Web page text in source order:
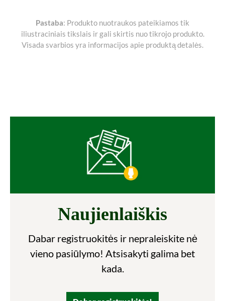
Pastaba: Produkto nuotraukos pateikiamos tik
iliustraciniais tikslais ir gali skirtis nuo tikrojo produkto.
Visada svarbios yra informacijos apie produktą detalės.
Naujienlaiškis
Dabar registruokitės ir nepraleiskite nė
vieno pasiūlymo! Atsisakyti galima bet
kada.